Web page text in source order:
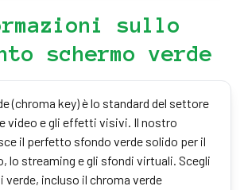
sullo
schermo verde
(chroma key) è lo standard del settore
video e gli effetti visivi. Il nostro
il perfetto sfondo verde solido per il
lo streaming e gli sfondi virtuali. Scegli
verde, incluso il chroma verde